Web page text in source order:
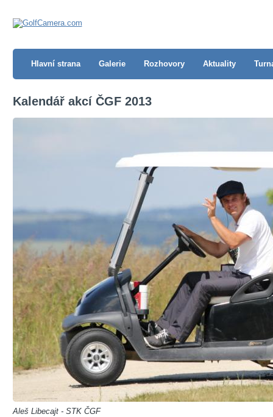
Hlavní strana Galerie Rozhovory Aktuality
Kalendář akcí ČGF 2013
Aleš Libecajt - STK ČGF